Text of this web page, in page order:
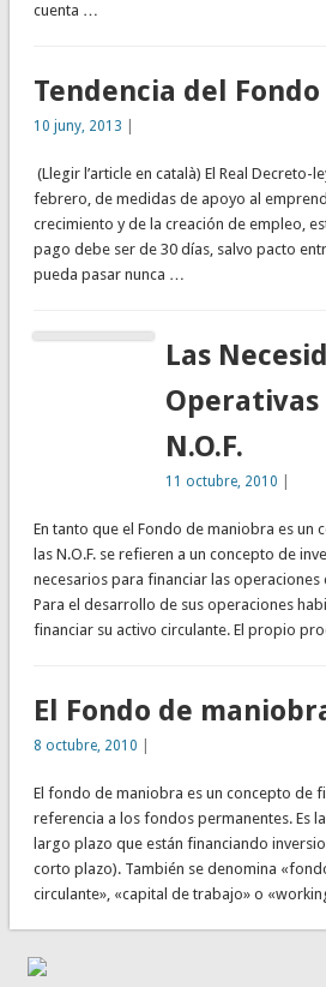
cuenta …
Tendencia del
10 juny, 2013
(Llegir l’article en català) El Real Decreto-
febrero, de medidas de apoyo al
crecimiento y de la creación de empleo,
pago debe ser de 30 días, salvo pacto
pueda pasar nunca …
Las
Operativas
N.O.F.
11 octubre, 2010
En tanto que el Fondo de maniobra es un
las N.O.F. se refieren a un concepto de
necesarios para financiar las
Para el desarrollo de sus operaciones
financiar su activo circulante. El propio
El Fondo de
8 octubre, 2010
El fondo de maniobra es un concepto de
referencia a los fondos permanentes. Es
largo plazo que están financiando
corto plazo). También se denomina
circulante», «capital de trabajo» o